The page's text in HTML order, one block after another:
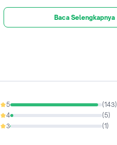
Baca Selengkapnya
5 (143)
95.33%
4 (5)
3.33%
3 (1)
0.67%